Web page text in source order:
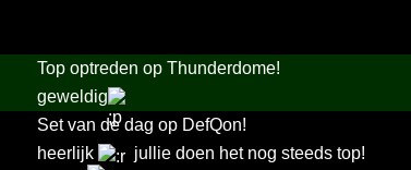
Top optreden op Thunderdome!
geweldig
Set van de dag op DefQon!
heerlijk jullie doen het nog steeds top!